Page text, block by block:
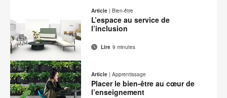
Partager
sur
Facebook
sur
Twitter
sur
Pinterest
sur
LinkedIn
Adresse
de
contact
Imprimer
cette
page
Article | Bien-être
L’espace au service de
l’inclusion
Lire 9 minutes
Article | Apprentissage
Placer le bien-être au cœur de
l’enseignement